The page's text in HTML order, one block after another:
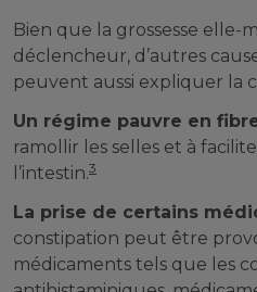
Bien que la grossesse elle-
déclencheur, d’autres
peuvent aussi expliquer la
Un régime pauvre en
ramollir les selles et à
l’intestin.3
La prise de certains
constipation peut être
médicaments tels que les